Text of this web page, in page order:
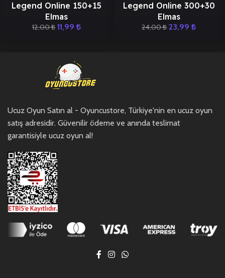
Legend Online 150+15
Elmas
12,00₺ 11,99 ₺
Legend Online 300+30
Elmas
24,00₺ 23,99 ₺
Ucuz Oyun Satın al - Oyuncustore, Türkiye'nin en ucuz oyun
satış adresidir. Güvenilir ödeme ve anında teslimat
garantisiyle ucuz oyun al!